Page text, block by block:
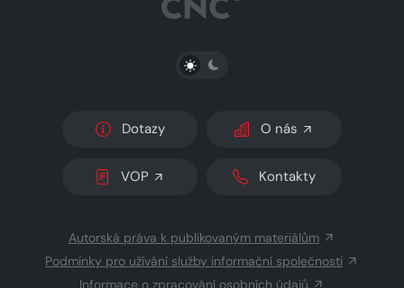
PŘEPNOUT SVĚTLÝ/TMAVÝ REŽIM
Dotazy O nás
VOP Kontakty
Autorská práva k publikovaným materiálům
Podmínky pro užívání služby informační společnosti
Informace o zpracování osobních údajů